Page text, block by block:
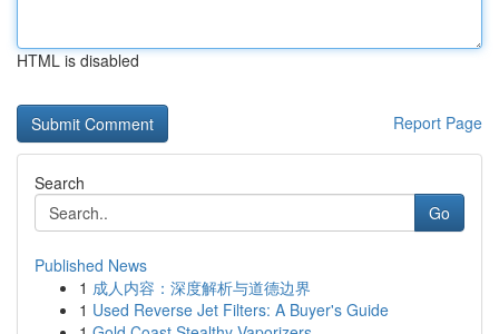
HTML is disabled
Report Page
Search
Go
Published News
1 成人内容：深度解析与道德边界
1 Used Reverse Jet Filters: A Buyer's Guide